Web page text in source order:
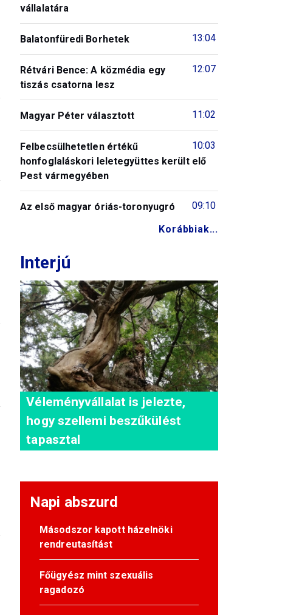
vállalatára
13:04
Balatonfüredi Borhetek
12:07
Rétvári Bence: A közmédia egy
tiszás csatorna lesz
11:02
Magyar Péter választott
10:03
Felbecsülhetetlen értékű
honfoglaláskori leletegyüttes került elő
Pest vármegyében
09:10
Az első magyar óriás-toronyugró
Korábbiak...
Interjú
Véleményvállalat is jelezte,
hogy szellemi beszűkülést
tapasztal
Napi abszurd
Másodszor kapott házelnöki
rendreutasítást
Főügyész mint szexuális
ragadozó